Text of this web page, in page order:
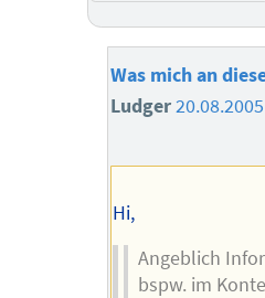
Was mich an
Ludger
Hi,
Angeblich
bspw. im